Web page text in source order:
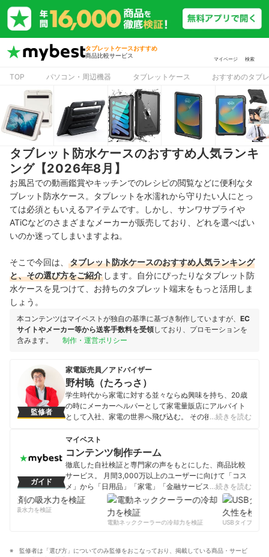
タブレットケースおすすめ
商品比較サービス
マイページ 検索
TOP パソコン・周辺機器 タブレットケース おすすめのタブ
タブレット防水ケースのおすすめ人気ランキ
ング【2026年8月】
お風呂での動画鑑賞やキッチンでのレシピの閲覧などに便利なタ
ブレット防水ケース。タブレットを水濡れから守りたい人にとっ
ては必須ともいえるアイテムです。しかし、サンワサプライや
ATiCなどのさまざまなメーカーが販売しており、どれを選べばい
いのか迷ってしまいますよね。
そこで今回は、
タブレット防水ケースのおすすめ人気ランキング
と、その選び方をご紹介 します。自分にぴったりなタブレット防
水ケースを見つけて、お持ちのタブレット端末をもっと活用しま
しょう。
本コンテンツはマイベストが独自の基準に基づき制作していますが、 EC
サイトやメーカー等から送客手数料を受領しており、プロモーションを
含みます。
制作・運営ポリシー
監修者
家電販売員／アドバイザー
野村暁（たろっさ）
学生時代から家電に対する並々ならぬ興味を持ち、20歳
の時にメーカーヘルパーとして家電量販店にアルバイト
として入社、家電の世界へ飛び込む。 その後2年で家電販
円を経験、「法人ナンバーワン販売員」として表彰され
る。 その後15年以上家電販売員として活動し、現在はプ
ロの家電販売員としてだけでなく、家電ライターとして
様々なメディアで執筆・監修を行っているほか、家電情
報ブログ「家電損をしない買い方をプロの販売員が教え
ます」を自ら運営し、家電製品のレビュー・批評を行っ
ている。また、家電アドバイザーの資格も有し「家電」
と名の付く物全てに精通、「すべての人が平等に良い家
電に巡り会える機会の提供」に尽力している。
…続きを読む
ガイド
マイベスト
コンテンツ制作チーム
徹底した自社検証と専門家の声をもとにした、商品比較
サービス。 月間3,000万以上のユーザーに向けて「コス
メ」から「日用品」「家電」「金融サービス」まで、ベ
ストな商品を選んでもらうために、毎日コンテンツを制
コンテンツ制作チームのプロフィール
…続きを読む
の吸水力を検証
電動ネッククーラーの冷却力を検証
USBタイプCケー
監修者は「選び方」についてのみ監修をおこなっており、掲載している商品・サービ